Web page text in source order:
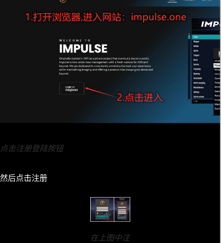
点击注册登陆按钮
然后点击注册
在上图中注